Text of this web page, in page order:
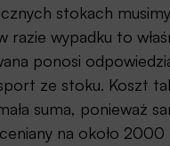
stokach
razie wypadku to
ponosi
ze stoku. Koszt
suma, ponieważ
na około 2000